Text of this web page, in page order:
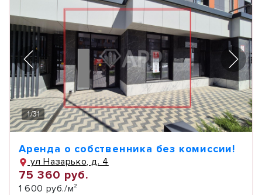
1/31
Аренда о собственника без комиссии!
ул Назарько, д. 4
75 360 руб.
1 600 руб./м²